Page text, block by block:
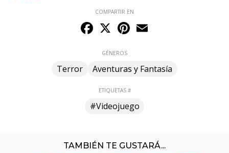
COMPARTIR EN
Facebook
X Pinterest
GÉNEROS
Terror Aventuras y Fantasía
ETIQUETAS #
#Videojuego
TAMBIÉN TE GUSTARÁ...